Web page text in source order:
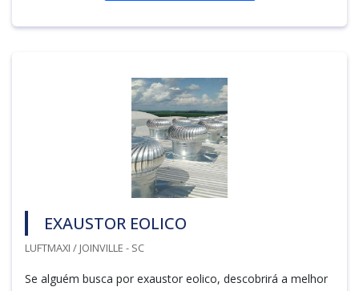
EXAUSTOR EOLICO
LUFTMAXI / JOINVILLE - SC
Se alguém busca por exaustor eolico, descobrirá a melhor